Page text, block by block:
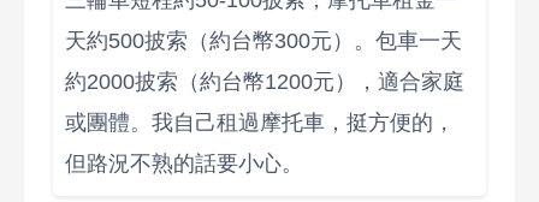
天約500披索（約台幣300元）。包車一天
約2000披索（約台幣1200元），適合家庭
或團體。我自己租過摩托車，挺方便的，
但路況不熟的話要小心。